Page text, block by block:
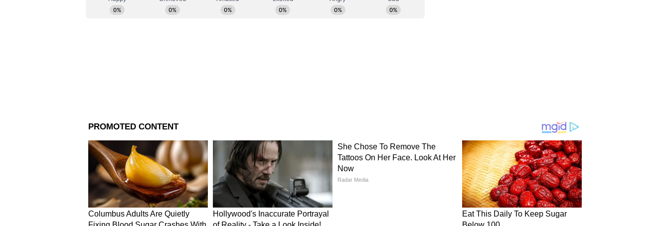
কাশ্মীরেও আম্বেদকরের সংবিধান পৌঁছে দিয়েছি
প্রধানমন্ত্রী মোদী বলেছেন, জম্মু ও কাশ্মীরে সন্ত্রাসবাদের কারণে আমাদের ঝাড়খণ্ডের
অনেক জওয়ান প্রাণ হারিয়েছেন। সেখানে ৩৭০ একটি বড় প্রাচীর ছিল। দেশ স্বাধীন হয়েছে,
সংবিধান পেয়েছে কিন্তু সাত দশক ধরে বি আর আম্বেদকরের সংবিধান প্রয়োগ করা হয়নি,